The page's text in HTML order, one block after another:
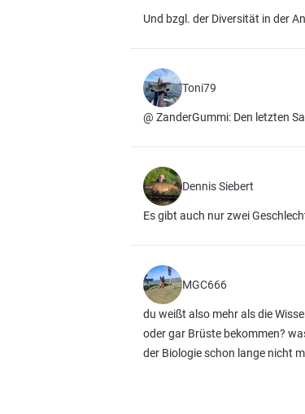
Und bzgl. der Diversität in der
Toni79
@ ZanderGummi: Den letzten
Dennis Siebert
Es gibt auch nur zwei
MGC666
du weißt also mehr als die
oder gar Brüste bekommen?
der Biologie schon lange nicht